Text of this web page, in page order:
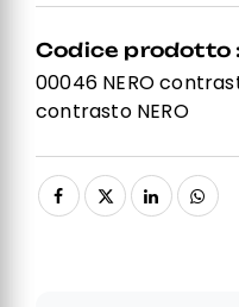
Codice prodotto :
00046 NERO
contrasto NERO